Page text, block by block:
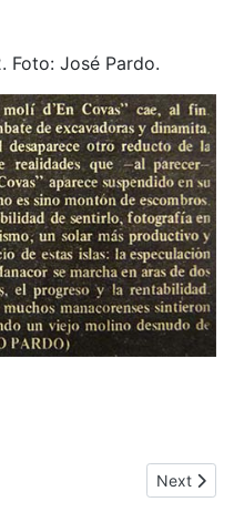
Foto: José Pardo.
(Manacor) * Next
Next